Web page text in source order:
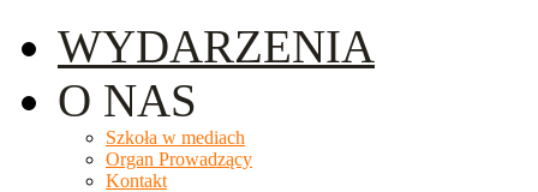
WYDARZENIA
O NAS
Szkoła w mediach
Organ Prowadzący
Kontakt